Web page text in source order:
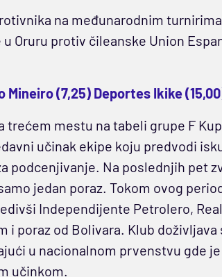
na međunarodnim
Oruru protiv čileanske Union
Mineiro (7,25) Deportes Ikike
trećem mestu na tabeli grupe F
učinak ekipe koju predvodi
podcenjivanje. Na poslednjih pet
jedan poraz. Tokom ovog
Independijente Petrolero,
i poraz od Bolivara. Klub doživljava
u nacionalnom prvenstvu gde
učinkom.